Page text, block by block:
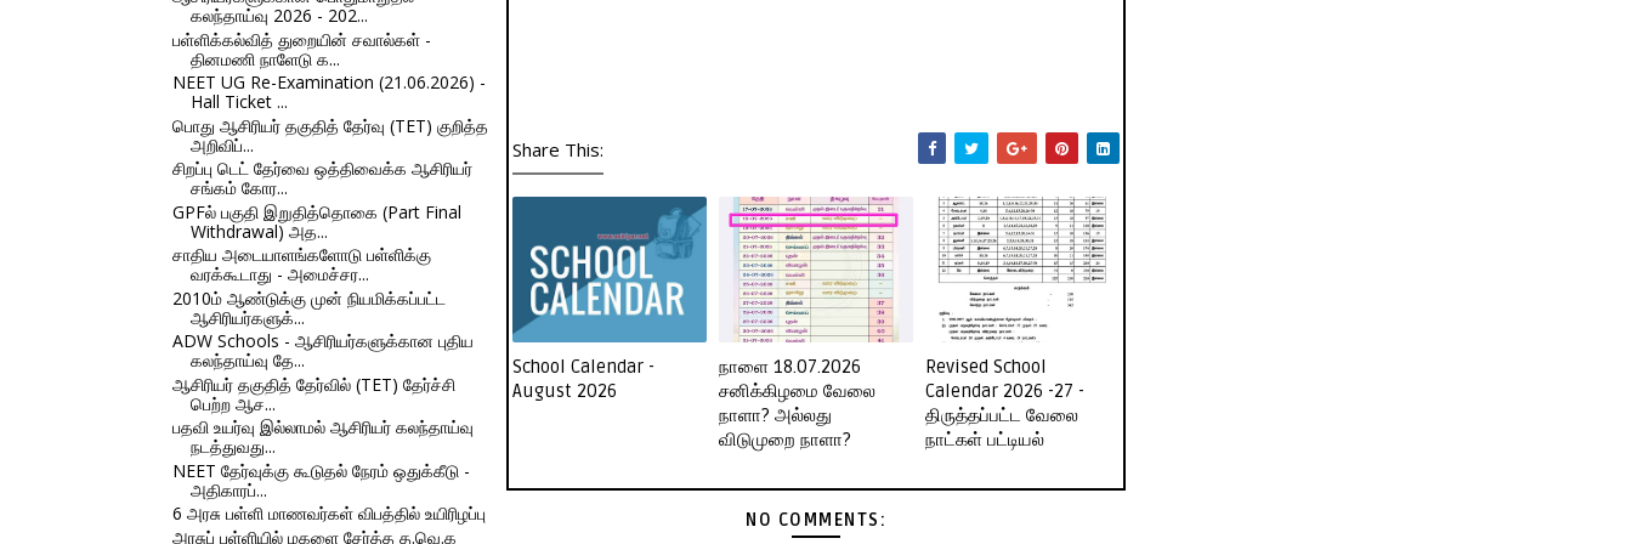
கலந்தாய்வு 2026 - 202...
பள்ளிக்கல்வித் துறையின் சவால்கள் -
தினமணி நாளேடு க...
NEET UG Re-Examination (21.06.2026) -
Hall Ticket ...
பொது ஆசிரியர் தகுதித் தேர்வு (TET) குறித்த
அறிவிப்...
சிறப்பு டெட் தேர்வை ஒத்திவைக்க ஆசிரியர்
சங்கம் கோர...
GPFல் பகுதி இறுதித்தொகை (Part Final
Withdrawal) அத...
சாதிய அடையாளங்களோடு பள்ளிக்கு
வரக்கூடாது - அமைச்சர...
2010ம் ஆண்டுக்கு முன் நியமிக்கப்பட்ட
ஆசிரியர்களுக்...
ADW Schools - ஆசிரியர்களுக்கான புதிய
கலந்தாய்வு தே...
ஆசிரியர் தகுதித் தேர்வில் (TET) தேர்ச்சி
பெற்ற ஆச...
பதவி உயர்வு இல்லாமல் ஆசிரியர் கலந்தாய்வு
நடத்துவது...
NEET தேர்வுக்கு கூடுதல் நேரம் ஒதுக்கீடு -
அதிகாரப்...
6 அரசு பள்ளி மாணவர்கள் விபத்தில் உயிரிழப்பு
அரசுப் பள்ளியில் மகளை சேர்த்த த.வெ.க
Share This:
School Calendar -
August 2026
நாளை 18.07.2026
சனிக்கிழமை வேலை
நாளா? அல்லது
விடுமுறை நாளா?
Revised School
Calendar 2026 -27 -
திருத்தப்பட்ட வேலை
நாட்கள் பட்டியல்
NO COMMENTS: